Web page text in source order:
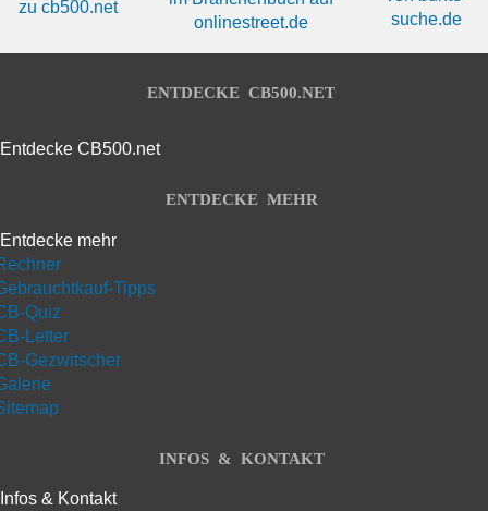
ENTDECKE CB500.NET
Entdecke CB500.net
ENTDECKE MEHR
Entdecke mehr
Tipps
Quiz
Letter
Gezwitscher
INFOS & KONTAKT
Infos & Kontakt